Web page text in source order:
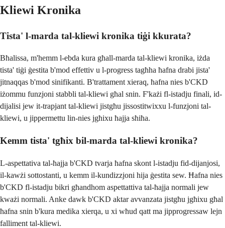
Kliewi Kronika
Tista' l-marda tal-kliewi kronika tiġi kkurata?
Bħalissa, m'hemm l-ebda kura għall-marda tal-kliewi kronika, iżda
tista' tiġi ġestita b'mod effettiv u l-progress tagħha ħafna drabi jista'
jitnaqqas b'mod sinifikanti. B'trattament xieraq, ħafna nies b'CKD
iżommu funzjoni stabbli tal-kliewi għal snin. F'każi fl-istadju finali, id-
dijalisi jew it-trapjant tal-kliewi jistgħu jissostitwixxu l-funzjoni tal-
kliewi, u jippermettu lin-nies jgħixu ħajja sħiħa.
Kemm tista' tgħix bil-marda tal-kliewi kronika?
L-aspettativa tal-ħajja b'CKD tvarja ħafna skont l-istadju fid-dijanjosi,
il-kawżi sottostanti, u kemm il-kundizzjoni hija ġestita sew. Ħafna nies
b'CKD fl-istadju bikri għandhom aspettattiva tal-ħajja normali jew
kważi normali. Anke dawk b'CKD aktar avvanzata jistgħu jgħixu għal
ħafna snin b'kura medika xierqa, u xi wħud qatt ma jipprogressaw lejn
falliment tal-kliewi.